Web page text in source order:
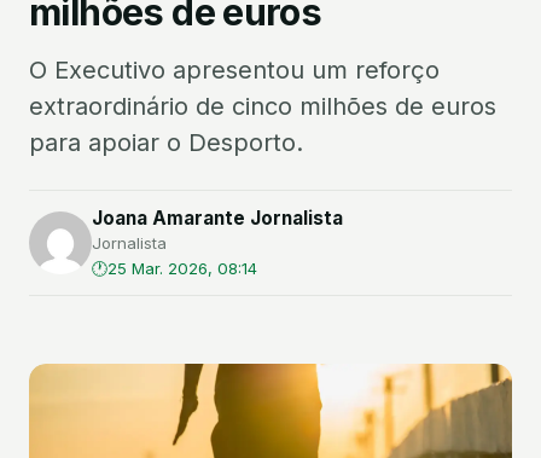
milhões de euros
O Executivo apresentou um reforço
extraordinário de cinco milhões de euros
para apoiar o Desporto.
Joana Amarante Jornalista
Jornalista
25 Mar. 2026, 08:14